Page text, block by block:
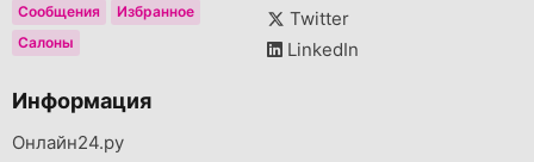
Сообщения
Избранное
Салоны
Twitter
LinkedIn
Информация
Онлайн24.ру